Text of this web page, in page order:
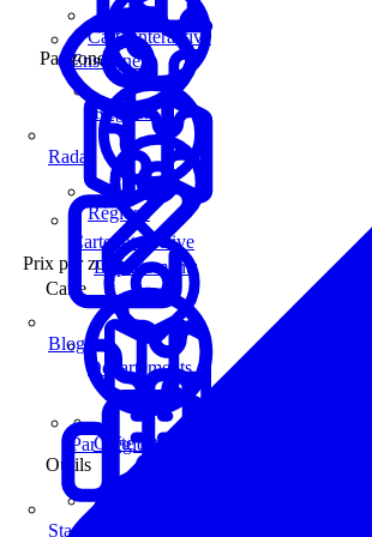
Enseignes
Carte interactive
Prix par zone
Par Région
Régions
Départements
Carte
Carte interactive
Outils
Carte interactive
Par zone
Régions
Départements
Radar
Blog
Statistiques